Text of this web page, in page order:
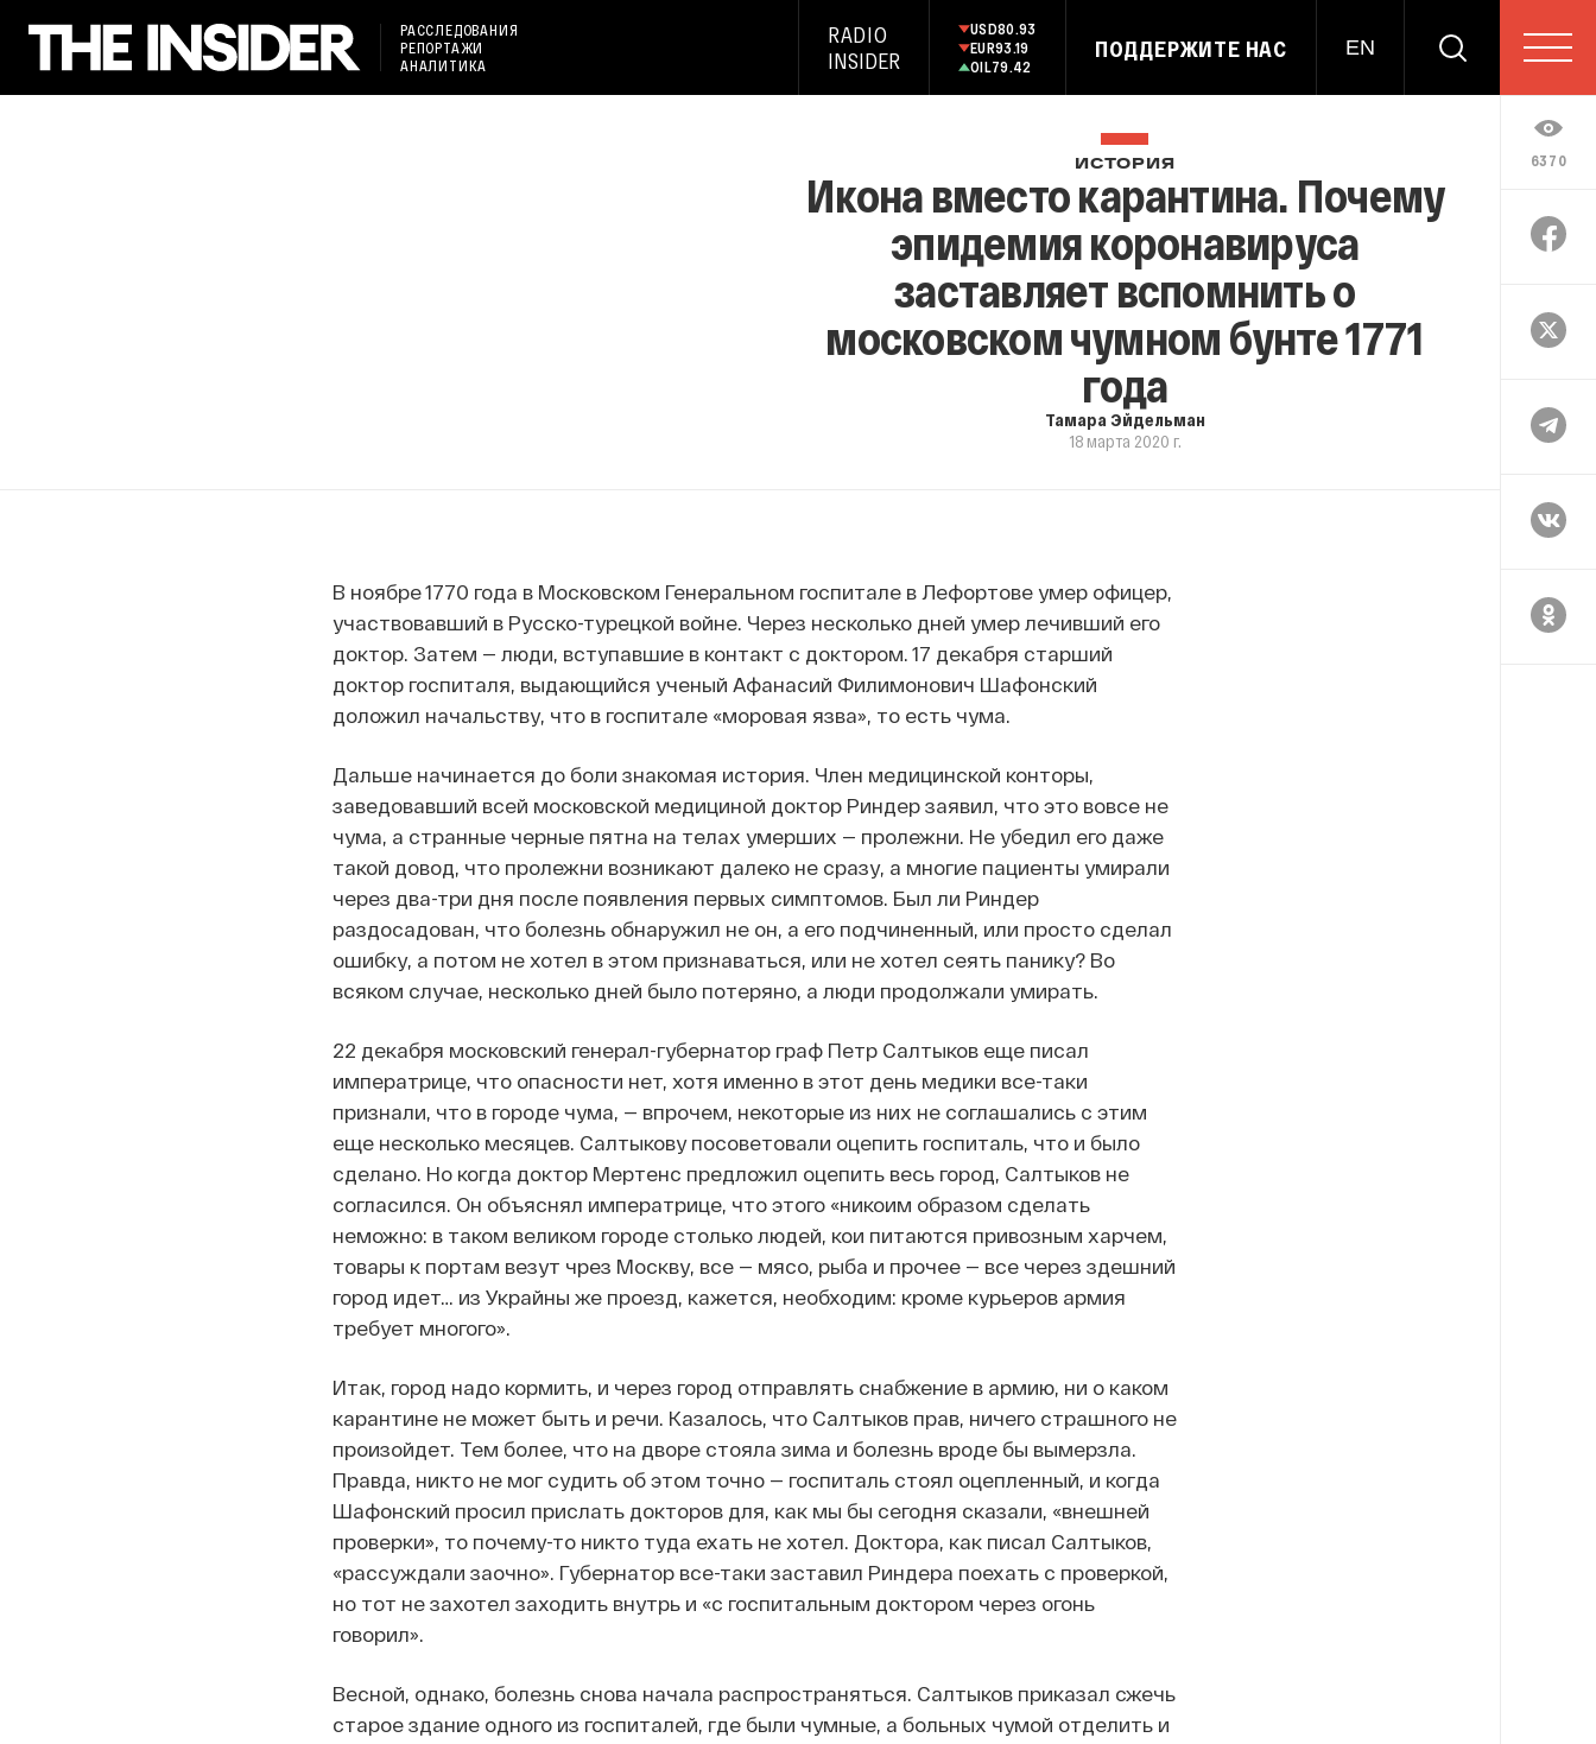
РАССЛЕДОВАНИЯ
РЕПОРТАЖИ
АНАЛИТИКА
RADIO
INSIDER
USD80.93
EUR93.19
OIL79.42
ПОДДЕРЖИТЕ НАС EN
6370
ИСТОРИЯ
Икона вместо карантина. Почему
эпидемия коронавируса
заставляет вспомнить о
московском чумном бунте 1771
года
Тамара Эйдельман
18 марта 2020 г.
В ноябре 1770 года в Московском Генеральном госпитале в Лефортове умер офицер,
участвовавший в Русско-турецкой войне. Через несколько дней умер лечивший его
доктор. Затем — люди, вступавшие в контакт с доктором. 17 декабря старший
доктор госпиталя, выдающийся ученый Афанасий Филимонович Шафонский
доложил начальству, что в госпитале «моровая язва», то есть чума.
Дальше начинается до боли знакомая история. Член медицинской конторы,
заведовавший всей московской медициной доктор Риндер заявил, что это вовсе не
чума, а странные черные пятна на телах умерших — пролежни. Не убедил его даже
такой довод, что пролежни возникают далеко не сразу, а многие пациенты умирали
через два-три дня после появления первых симптомов. Был ли Риндер
раздосадован, что болезнь обнаружил не он, а его подчиненный, или просто сделал
ошибку, а потом не хотел в этом признаваться, или не хотел сеять панику? Во
всяком случае, несколько дней было потеряно, а люди продолжали умирать.
22 декабря московский генерал-губернатор граф Петр Салтыков еще писал
императрице, что опасности нет, хотя именно в этот день медики все-таки
признали, что в городе чума, — впрочем, некоторые из них не соглашались с этим
еще несколько месяцев. Салтыкову посоветовали оцепить госпиталь, что и было
сделано. Но когда доктор Мертенс предложил оцепить весь город, Салтыков не
согласился. Он объяснял императрице, что этого «никоим образом сделать
неможно: в таком великом городе столько людей, кои питаются привозным харчем,
товары к портам везут чрез Москву, все — мясо, рыба и прочее — все через здешний
город идет… из Украйны же проезд, кажется, необходим: кроме курьеров армия
требует многого».
Итак, город надо кормить, и через город отправлять снабжение в армию, ни о каком
карантине не может быть и речи. Казалось, что Салтыков прав, ничего страшного не
произойдет. Тем более, что на дворе стояла зима и болезнь вроде бы вымерзла.
Правда, никто не мог судить об этом точно — госпиталь стоял оцепленный, и когда
Шафонский просил прислать докторов для, как мы бы сегодня сказали, «внешней
проверки», то почему-то никто туда ехать не хотел. Доктора, как писал Салтыков,
«рассуждали заочно». Губернатор все-таки заставил Риндера поехать с проверкой,
но тот не захотел заходить внутрь и «с госпитальным доктором через огонь
говорил».
Весной, однако, болезнь снова начала распространяться. Салтыков приказал сжечь
старое здание одного из госпиталей, где были чумные, а больных чумой отделить и